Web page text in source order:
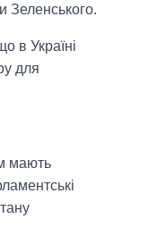
Зеленського.
в Україні
для
мають